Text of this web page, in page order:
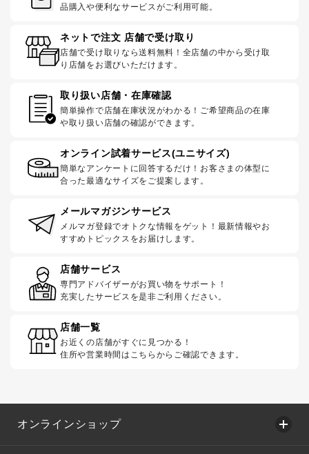
品購入や便利なサービスがご利用可能。
ネットで注文 店舗で受け取り
店舗で受け取りなら送料無料！全店舗の中から受け取
り店舗をお選びいただけます。
取り扱い店舗・在庫確認
簡単操作で店舗在庫状況がわかる！ご希望商品の在庫
や取り扱い店舗の確認ができます。
オンライン試着サービス(ユニサイズ)
簡単なアンケートに回答するだけ！お客さまの体型に
合った最適なサイズをご提案します。
メールマガジンサービス
メルマガ登録でオトクな情報をゲット！最新情報やお
すすめトピックスをお届けします。
店舗サービス
専門アドバイザーがお買い物をサポート！
充実したサービスを是非ご利用ください。
店舗一覧
お近くの店舗がすぐに見つかる！
住所や営業時間はこちらからご確認できます。
オンラインショップ